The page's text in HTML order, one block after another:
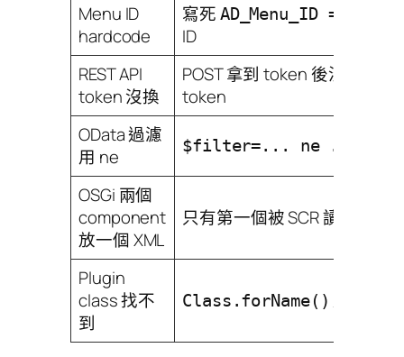
Menu ID
hardcode
寫死 AD_Menu_ID = 146
ID
REST API
token 沒換
POST 拿到 token 後沒做
token
OData 過濾
用 ne
$filter=... ne ...
OSGi 兩個
component
放一個 XML
只有第一個被 SCR 讀到
Plugin
class 找不
到
Class.forName()